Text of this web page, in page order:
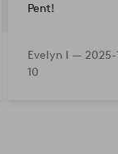
Pent!
Evelyn I — 2025-
10